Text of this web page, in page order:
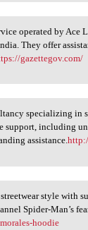
operated by
They offer
gazettegov.com/
specializing in
support, including
assistance.
style with
Spider-Man’s
hoodie